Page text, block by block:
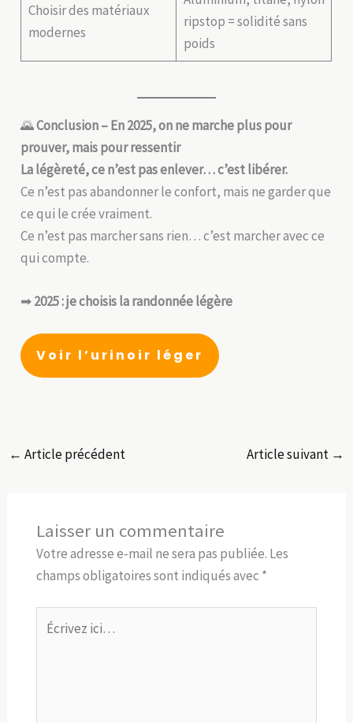
Choisir des matériaux
modernes
ripstop = solidité sans
poids
🌄Conclusion – En 2025, on ne marche plus pour
prouver, mais pour ressentir
La légèreté, ce n’est pas enlever… c’est libérer.
Ce n’est pas abandonner le confort, mais ne garder que
ce qui le crée vraiment.
Ce n’est pas marcher sans rien… c’est marcher avec ce
qui compte.
➡2025 : je choisis la randonnée légère
Voir l’urinoir léger
← Article précédent Article suivant →
Laisser un commentaire
Votre adresse e-mail ne sera pas publiée. Les
champs obligatoires sont indiqués avec *
Écrivez
ici…